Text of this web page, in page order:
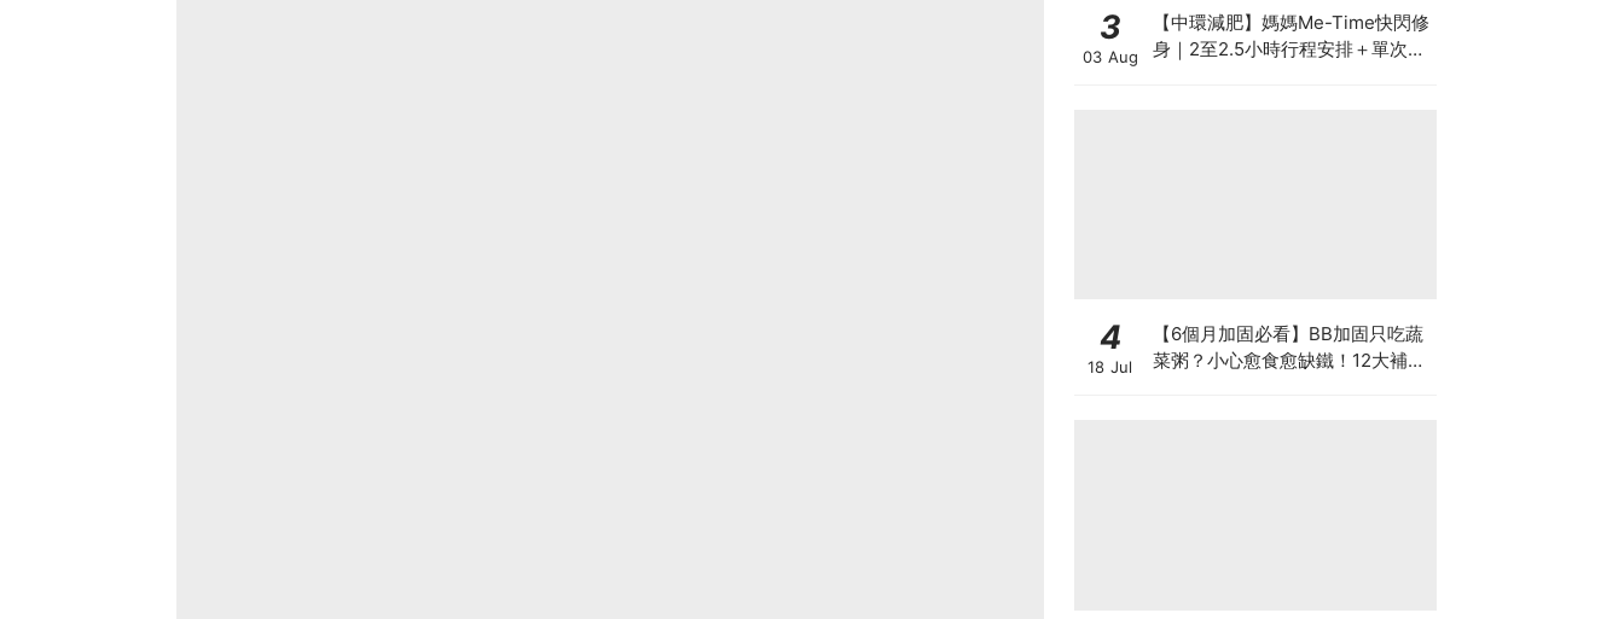
3
03 Aug
【中環減肥】媽媽Me-Time快閃修
身｜2至2.5小時行程安排＋單次收
4
18 Jul
【6個月加固必看】BB加固只吃蔬
菜粥？小心愈食愈缺鐵！12大補鐵